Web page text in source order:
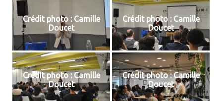
Crédit photo : Camille
Doucet
Crédit photo : Camille
Doucet
Crédit photo : Camille
Doucet
Crédit photo : Camille
Doucet